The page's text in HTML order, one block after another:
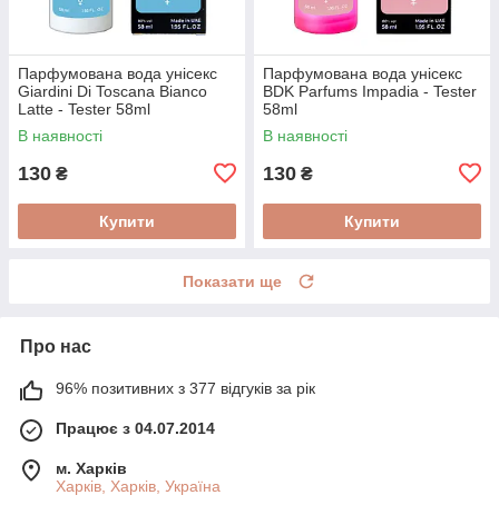
Парфумована вода унісекс
Giardini Di Toscana Bianco
Latte - Tester 58ml
В наявності
130 ₴
Купити
Парфумована вода унісекс
BDK Parfums Impadia - Tester
58ml
В наявності
130 ₴
Купити
Показати ще
Про нас
96% позитивних з 377 відгуків за рік
Працює з 04.07.2014
м. Харків
Харків, Харків, Україна